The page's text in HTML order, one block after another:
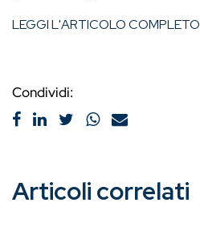
LEGGI L'ARTICOLO COMPLETO
Condividi:
Articoli correlati